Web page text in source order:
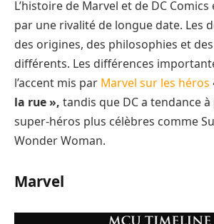
L’histoire de Marvel et de DC
par une rivalité de longue date. Les
des origines, des philosophies et
différents. Les différences
l’accent mis par Marvel sur les héros
la rue », tandis que DC a tendance
super-héros plus célèbres comme
Wonder Woman.
Marvel